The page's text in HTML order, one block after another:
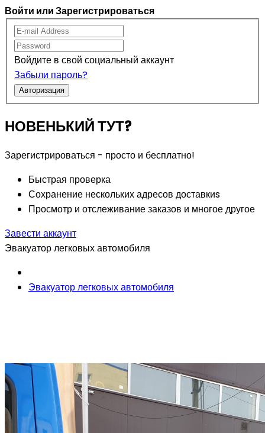
Войти или Зарегистрироваться
Войдите в свой социальный аккаунт
Забыли пароль?
Авторизация
НОВЕНЬКИЙ ТУТ?
Зарегистрироваться - просто и бесплатно!
Быстрая проверка
Сохранение нескольких адресов доставкиs
Просмотр и отслеживание заказов и многое другое
Завести аккаунт
Эвакуатор легковых автомобиля
Эвакуатор легковых автомобиля